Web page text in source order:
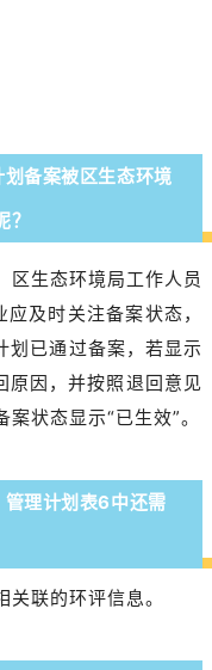
备案被区生态环境
区生态环境局工作人员
及时关注备案状态，
划已通过备案，若显示
原因，并按照退回意见
状态显示“已生效”。
理计划表6中还需
联的环评信息。